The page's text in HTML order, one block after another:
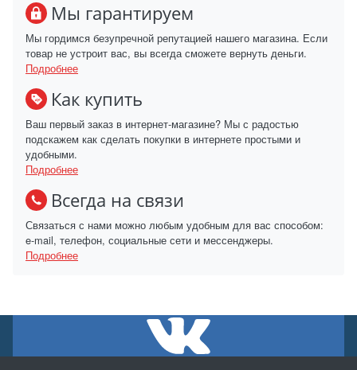
Мы гарантируем
Мы гордимся безупречной репутацией нашего магазина. Если
товар не устроит вас, вы всегда сможете вернуть деньги.
Подробнее
Как купить
Ваш первый заказ в интернет-магазине? Мы с радостью
подскажем как сделать покупки в интернете простыми и
удобными.
Подробнее
Всегда на связи
Связаться с нами можно любым удобным для вас способом:
e-mail, телефон, социальные сети и мессенджеры.
Подробнее